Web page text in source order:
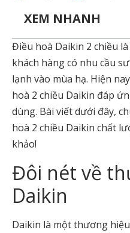
XEM NHANH
Điều hoà Daikin 2 chiều
khách hàng có nhu cầu
lạnh vào mùa hạ. Hiện
hoà 2 chiều Daikin đáp
dùng. Bài viết dưới đây,
hoà 2 chiều Daikin chất
khảo!
Đôi nét về
Daikin
Daikin là một thương